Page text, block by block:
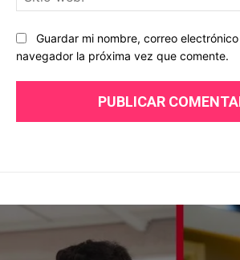
Guardar mi nombre, correo
navegador la próxima vez que comente.